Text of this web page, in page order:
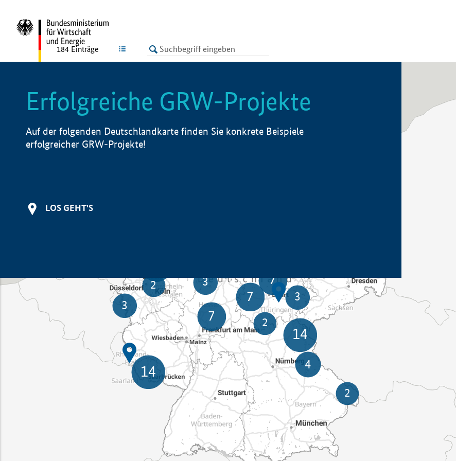
LISTE
184 Einträge
Erfolgreiche GRW-Projekte
Auf der folgenden Deutschlandkarte finden Sie konkrete Beispiele
erfolgreicher GRW-Projekte!
LOS GEHT'S